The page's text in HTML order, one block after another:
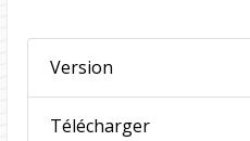
Version
Télécharger